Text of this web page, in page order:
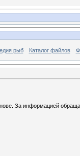
рыб Каталог файлов
За информацией